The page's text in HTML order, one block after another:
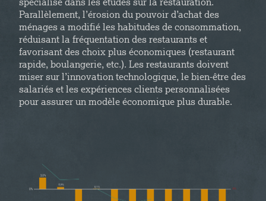
spécialisé dans les études sur la restauration.
Parallèlement, l’érosion du pouvoir d’achat des
ménages a modifié les habitudes de consommation,
réduisant la fréquentation des restaurants et
favorisant des choix plus économiques (restaurant
rapide, boulangerie, etc.). Les restaurants doivent
miser sur l’innovation technologique, le bien-être des
salariés et les expériences clients personnalisées
pour assurer un modèle économique plus durable.